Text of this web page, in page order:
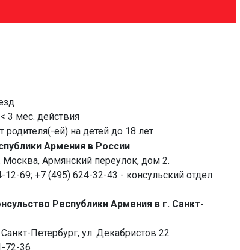
3 мес. действия
родителя(-ей) на детей до 18 лет
Армения в России
Москва, Армянский переулок, дом 2.
12-69; +7 (495) 624-32-43 - консульский отдел
Республики Армения в г. Санкт-
Петербург, ул. Декабристов 22
72-36